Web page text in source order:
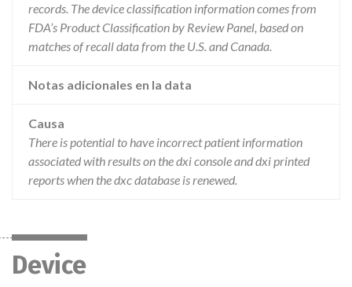
records. The device classification information comes from
FDA’s Product Classification by Review Panel, based on
matches of recall data from the U.S. and Canada.
Notas adicionales en la data
Causa
There is potential to have incorrect patient information
associated with results on the dxi console and dxi printed
reports when the dxc database is renewed.
Device